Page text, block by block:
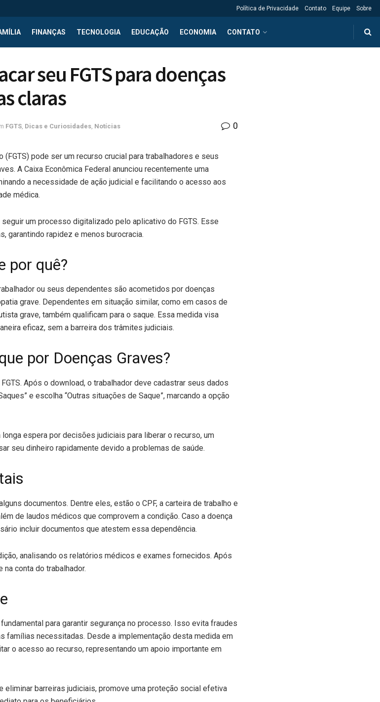
Política de Privacidade Contato Equipe Sobre
FINANÇAS TECNOLOGIA EDUCAÇÃO ECONOMIA CONTATO
seu FGTS para doenças
claras
FGTS Dicas e Curiosidades Notícias 0
(FGTS) pode ser um recurso crucial para trabalhadores e seus
A Caixa Econômica Federal anunciou recentemente uma
a necessidade de ação judicial e facilitando o acesso aos
médica.
um processo digitalizado pelo aplicativo do FGTS. Esse
garantindo rapidez e menos burocracia.
por quê?
ou seus dependentes são acometidos por doenças
grave. Dependentes em situação similar, como em casos de
grave, também qualificam para o saque. Essa medida visa
eficaz, sem a barreira dos trâmites judiciais.
por Doenças Graves?
Após o download, o trabalhador deve cadastrar seus dados
e escolha “Outras situações de Saque”, marcando a opção
espera por decisões judiciais para liberar o recurso, um
seu dinheiro rapidamente devido a problemas de saúde.
documentos. Dentre eles, estão o CPF, a carteira de trabalho e
de laudos médicos que comprovem a condição. Caso a doença
incluir documentos que atestem essa dependência.
analisando os relatórios médicos e exames fornecidos. Após
na conta do trabalhador.
para garantir segurança no processo. Isso evita fraudes
famílias necessitadas. Desde a implementação desta medida em
o acesso ao recurso, representando um apoio importante em
eliminar barreiras judiciais, promove uma proteção social efetiva